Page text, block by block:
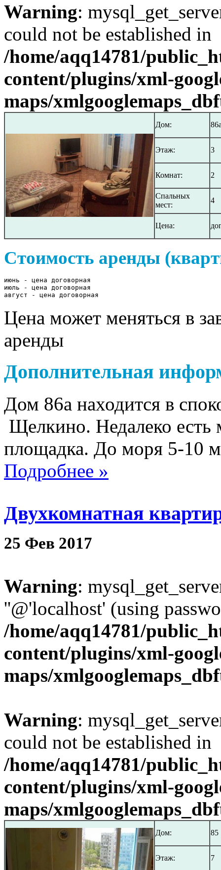
Warning:
could not be established in
/home/aqq14781/
content/plugins/xml-
maps/
Дом:
Этаж: 3
Комнат: 2
Спальных
мест:
4
Цена:
Стоимость аренды
июнь - цена договорная
июль - цена договорная
август - цена договорная
Цена может меняться в
аренды
Дополнительная
Дом 86а находится в
Щелкино. Недалеко есть
площадка. До моря 5-10
Подробнее »
Двухкомнатная
25 Фев 2017
Warning:
''@'localhost' (using
/home/aqq14781/
content/plugins/xml-
maps/
Warning:
could not be established in
/home/aqq14781/
content/plugins/xml-
maps/
Дом: 85
Этаж: 7